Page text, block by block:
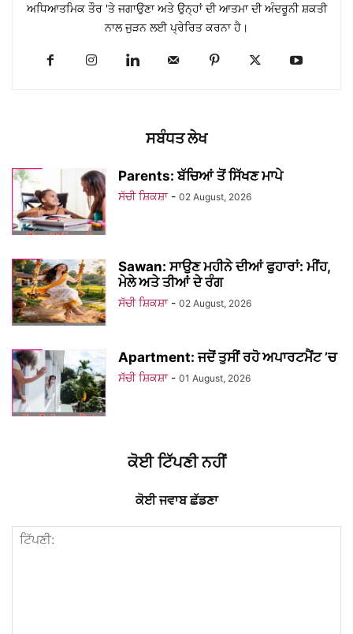
ਅਧਿਆਤਮਿਕ ਤੌਰ 'ਤੇ ਜਗਾਉਣਾ ਅਤੇ ਉਨ੍ਹਾਂ ਦੀ ਆਤਮਾ ਦੀ ਅੰਦਰੂਨੀ ਸ਼ਕਤੀ
ਨਾਲ ਜੁੜਨ ਲਈ ਪ੍ਰੇਰਿਤ ਕਰਨਾ ਹੈ।
ਸਬੰਧਤ ਲੇਖ
Parents: ਬੱਚਿਆਂ ਤੋਂ ਸਿੱਖਣ ਮਾਪੇ
ਸੱਚੀ ਸ਼ਿਕਸ਼ਾ - 02 August, 2026
Sawan: ਸਾਉਣ ਮਹੀਨੇ ਦੀਆਂ ਫੁਹਾਰਾਂ: ਮੀਂਹ,
ਮੇਲੇ ਅਤੇ ਤੀਆਂ ਦੇ ਰੰਗ
ਸੱਚੀ ਸ਼ਿਕਸ਼ਾ - 02 August, 2026
Apartment: ਜਦੋਂ ਤੁਸੀਂ ਰਹੋ ਅਪਾਰਟਮੈਂਟ ’ਚ
ਸੱਚੀ ਸ਼ਿਕਸ਼ਾ - 01 August, 2026
ਕੋਈ ਟਿੱਪਣੀ ਨਹੀਂ
ਕੋਈ ਜਵਾਬ ਛੱਡਣਾ